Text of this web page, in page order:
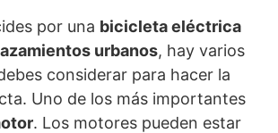
por una bicicleta eléctrica
urbanos, hay varios
considerar para hacer la
Uno de los más importantes
. Los motores pueden estar